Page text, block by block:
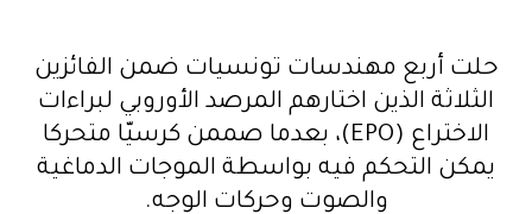
حلت أربع مهندسات تونسيات ضمن الفائزين
الثلاثة الذين اختارهم المرصد الأوروبي لبراءات
الاختراع (EPO)، بعدما صممن كرسيّا متحركا
يمكن التحكم فيه بواسطة الموجات الدماغية
والصوت وحركات الوجه.